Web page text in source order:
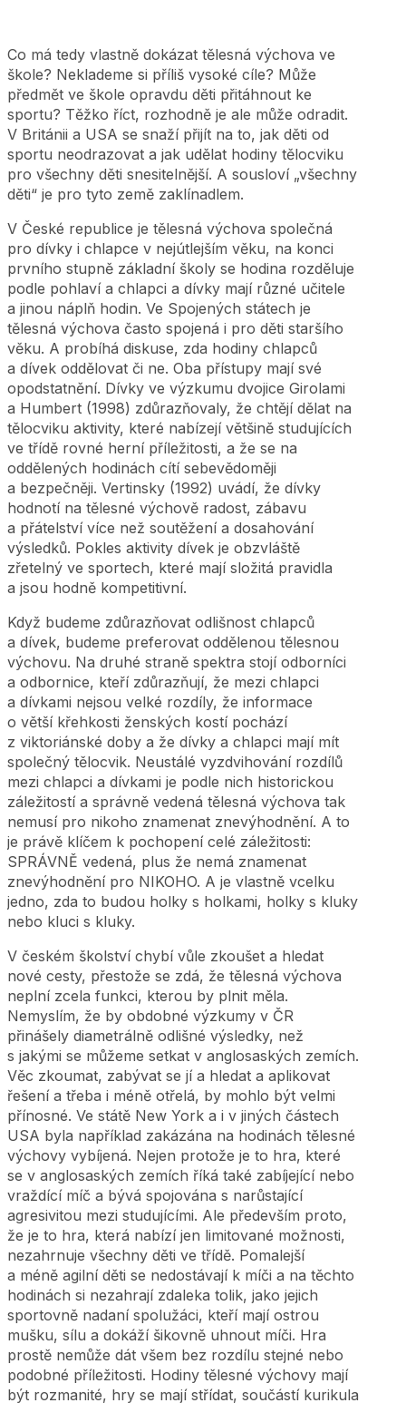
Co má tedy vlastně dokázat tělesná výchova ve
škole? Neklademe si příliš vysoké cíle? Může
předmět ve škole opravdu děti přitáhnout ke
sportu? Těžko říct, rozhodně je ale může odradit.
V Británii a USA se snaží přijít na to, jak děti od
sportu neodrazovat a jak udělat hodiny tělocviku
pro všechny děti snesitelnější. A sousloví „všechny
děti“ je pro tyto země zaklínadlem.
V České republice je tělesná výchova společná
pro dívky i chlapce v nejútlejším věku, na konci
prvního stupně základní školy se hodina rozděluje
podle pohlaví a chlapci a dívky mají různé učitele
a jinou náplň hodin. Ve Spojených státech je
tělesná výchova často spojená i pro děti staršího
věku. A probíhá diskuse, zda hodiny chlapců
a dívek oddělovat či ne. Oba přístupy mají své
opodstatnění. Dívky ve výzkumu dvojice Girolami
a Humbert (1998) zdůrazňovaly, že chtějí dělat na
tělocviku aktivity, které nabízejí většině studujících
ve třídě rovné herní příležitosti, a že se na
oddělených hodinách cítí sebevědoměji
a bezpečněji. Vertinsky (1992) uvádí, že dívky
hodnotí na tělesné výchově radost, zábavu
a přátelství více než soutěžení a dosahování
výsledků. Pokles aktivity dívek je obzvláště
zřetelný ve sportech, které mají složitá pravidla
a jsou hodně kompetitivní.
Když budeme zdůrazňovat odlišnost chlapců
a dívek, budeme preferovat oddělenou tělesnou
výchovu. Na druhé straně spektra stojí odborníci
a odbornice, kteří zdůrazňují, že mezi chlapci
a dívkami nejsou velké rozdíly, že informace
o větší křehkosti ženských kostí pochází
z viktoriánské doby a že dívky a chlapci mají mít
společný tělocvik. Neustálé vyzdvihování rozdílů
mezi chlapci a dívkami je podle nich historickou
záležitostí a správně vedená tělesná výchova tak
nemusí pro nikoho znamenat znevýhodnění. A to
je právě klíčem k pochopení celé záležitosti:
SPRÁVNĚ vedená, plus že nemá znamenat
znevýhodnění pro NIKOHO. A je vlastně vcelku
jedno, zda to budou holky s holkami, holky s kluky
nebo kluci s kluky.
V českém školství chybí vůle zkoušet a hledat
nové cesty, přestože se zdá, že tělesná výchova
neplní zcela funkci, kterou by plnit měla.
Nemyslím, že by obdobné výzkumy v ČR
přinášely diametrálně odlišné výsledky, než
s jakými se můžeme setkat v anglosaských zemích.
Věc zkoumat, zabývat se jí a hledat a aplikovat
řešení a třeba i méně otřelá, by mohlo být velmi
přínosné. Ve státě New York a i v jiných částech
USA byla například zakázána na hodinách tělesné
výchovy vybíjená. Nejen protože je to hra, které
se v anglosaských zemích říká také zabíjející nebo
vraždící míč a bývá spojována s narůstající
agresivitou mezi studujícími. Ale především proto,
že je to hra, která nabízí jen limitované možnosti,
nezahrnuje všechny děti ve třídě. Pomalejší
a méně agilní děti se nedostávají k míči a na těchto
hodinách si nezahrají zdaleka tolik, jako jejich
sportovně nadaní spolužáci, kteří mají ostrou
mušku, sílu a dokáží šikovně uhnout míči. Hra
prostě nemůže dát všem bez rozdílu stejné nebo
podobné příležitosti. Hodiny tělesné výchovy mají
být rozmanité, hry se mají střídat, součástí kurikula